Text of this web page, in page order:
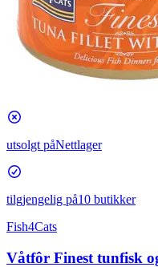
utsolgt påNettlager
tilgjengelig på10 butikker
Fish4Cats
Våtfôr Finest tunfisk